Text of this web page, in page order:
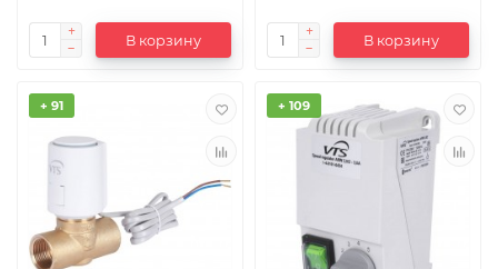
В корзину В корзину
+ 91 + 109